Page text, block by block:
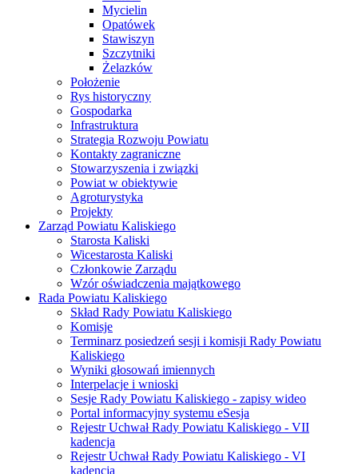
Mycielin
Opatówek
Stawiszyn
Szczytniki
Żelazków
Położenie
Rys historyczny
Gospodarka
Infrastruktura
Strategia Rozwoju Powiatu
Kontakty zagraniczne
Stowarzyszenia i związki
Powiat w obiektywie
Agroturystyka
Projekty
Zarząd Powiatu Kaliskiego
Starosta Kaliski
Wicestarosta Kaliski
Członkowie Zarządu
Wzór oświadczenia majątkowego
Rada Powiatu Kaliskiego
Skład Rady Powiatu Kaliskiego
Komisje
Terminarz posiedzeń sesji i komisji Rady Powiatu
Kaliskiego
Wyniki głosowań imiennych
Interpelacje i wnioski
Sesje Rady Powiatu Kaliskiego - zapisy wideo
Portal informacyjny systemu eSesja
Rejestr Uchwał Rady Powiatu Kaliskiego - VII
kadencja
Rejestr Uchwał Rady Powiatu Kaliskiego - VI
kadencja